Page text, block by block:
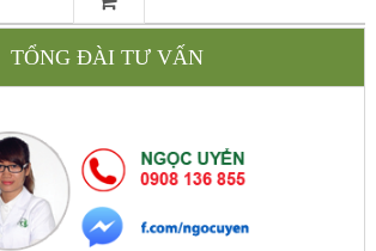
TỔNG ĐÀI TƯ VẤN